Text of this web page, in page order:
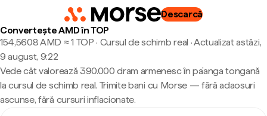
Descarcă
Convertește AMD în TOP
154,5608 AMD ≈ 1 TOP · Cursul de schimb real ·Actualizat astăzi,
9 august, 9:22
Vede cât valorează 390.000 dram armenesc în pa’anga tongană
la cursul de schimb real. Trimite bani cu Morse — fără adaosuri
ascunse, fără cursuri inflacionate.